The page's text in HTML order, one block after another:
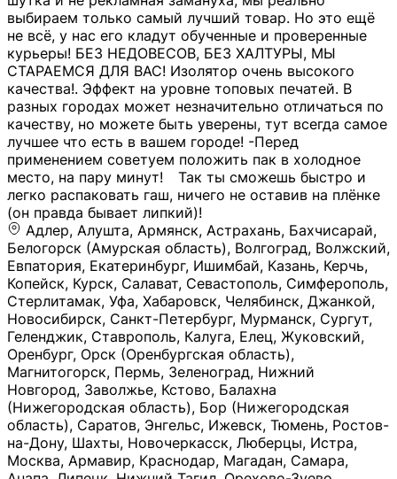
выбираем только самый лучший товар. Но это ещё
не всё, у нас его кладут обученные и проверенные
курьеры! БЕЗ НЕДОВЕСОВ, БЕЗ ХАЛТУРЫ, МЫ
СТАРАЕМСЯ ДЛЯ ВАС! Изолятор очень высокого
качества!. Эффект на уровне топовых печатей. В
разных городах может незначительно отличаться по
качеству, но можете быть уверены, тут всегда самое
лучшее что есть в вашем городе! -Перед
применением советуем положить пак в холодное
место, на пару минут!⠀ Так ты сможешь быстро и
легко распаковать гаш, ничего не оставив на плёнке
(он правда бывает липкий)!
Адлер, Алушта, Армянск, Астрахань, Бахчисарай,
Белогорск (Амурская область), Волгоград, Волжский,
Евпатория, Екатеринбург, Ишимбай, Казань, Керчь,
Копейск, Курск, Салават, Севастополь, Симферополь,
Стерлитамак, Уфа, Хабаровск, Челябинск, Джанкой,
Новосибирск, Санкт-Петербург, Мурманск, Сургут,
Геленджик, Ставрополь, Калуга, Елец, Жуковский,
Оренбург, Орск (Оренбургская область),
Магнитогорск, Пермь, Зеленоград, Нижний
Новгород, Заволжье, Кстово, Балахна
(Нижегородская область), Бор (Нижегородская
область), Саратов, Энгельс, Ижевск, Тюмень, Ростов-
на-Дону, Шахты, Новочеркасск, Люберцы, Истра,
Москва, Армавир, Краснодар, Магадан, Самара,